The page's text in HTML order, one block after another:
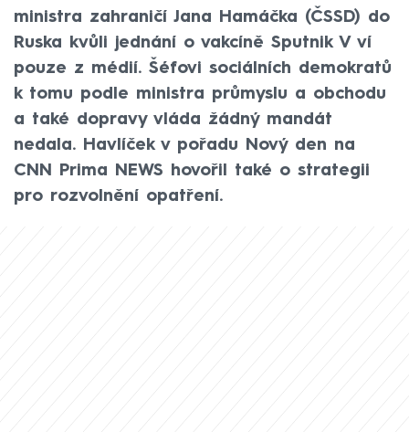
ministra zahraničí Jana Hamáčka (ČSSD) do
Ruska kvůli jednání o vakcíně Sputnik V ví
pouze z médií. Šéfovi sociálních demokratů
k tomu podle ministra průmyslu a obchodu
a také dopravy vláda žádný mandát
nedala. Havlíček v pořadu Nový den na
CNN Prima NEWS hovořil také o strategii
pro rozvolnění opatření.